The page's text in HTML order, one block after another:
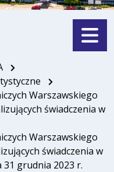
Menu
Warszawskiego
świadczenia w
Warszawskiego
świadczenia w
grudnia 2023 r.